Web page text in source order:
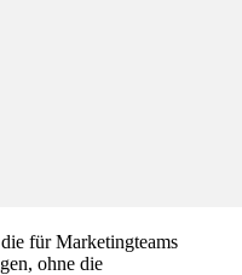
für Marketingteams
ohne die